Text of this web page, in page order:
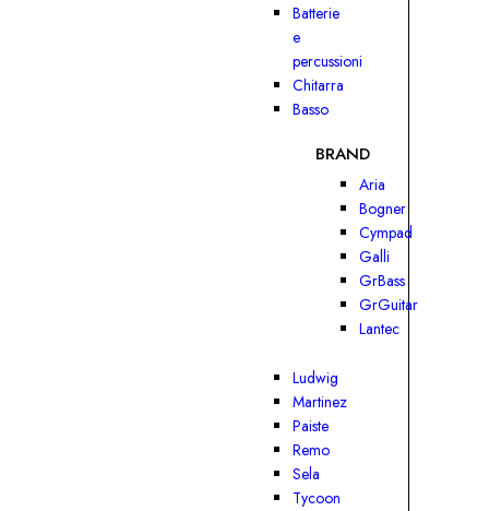
Batterie
e
percussioni
Chitarra
Basso
BRAND
Aria
Bogner
Cympad
Galli
GrBass
GrGuitar
Lantec
Ludwig
Martinez
Paiste
Remo
Sela
Tycoon